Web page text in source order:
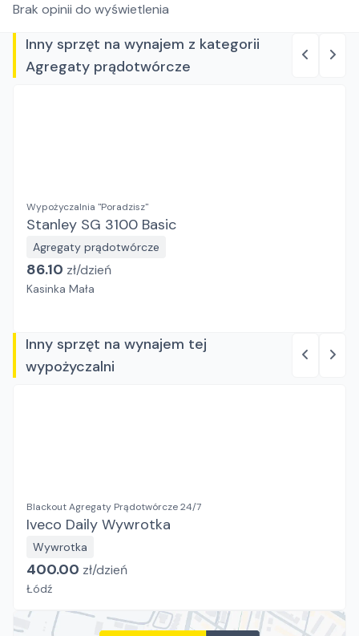
Brak opinii do wyświetlenia
Inny sprzęt na wynajem z kategorii
Agregaty prądotwórcze
Wypożyczalnia "Poradzisz"
Stanley SG 3100 Basic
Agregaty prądotwórcze
86.10 zł/dzień
Kasinka Mała
Inny sprzęt na wynajem tej
wypożyczalni
Blackout Agregaty Prądotwórcze 24/7
Iveco Daily Wywrotka
Wywrotka
400.00 zł/dzień
Łódź